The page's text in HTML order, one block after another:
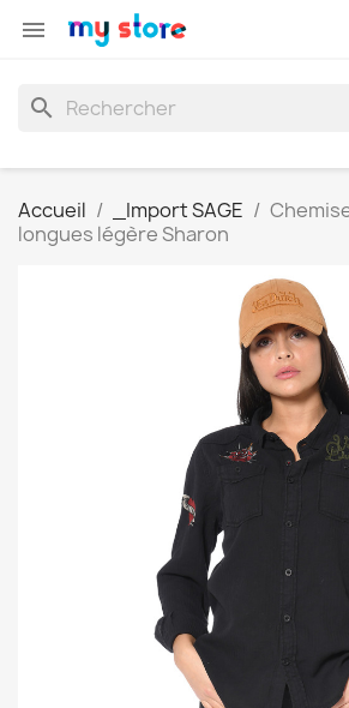

search
Accueil _Import SAGE
longues légère Sharon